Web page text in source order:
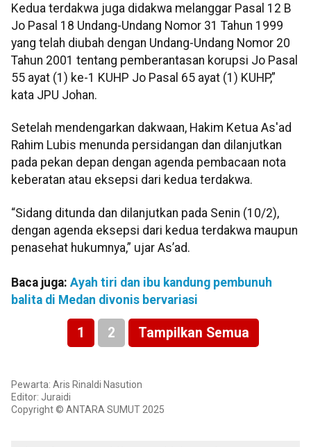
Kedua terdakwa juga didakwa melanggar Pasal 12 B
Jo Pasal 18 Undang-Undang Nomor 31 Tahun 1999
yang telah diubah dengan Undang-Undang Nomor 20
Tahun 2001 tentang pemberantasan korupsi Jo Pasal
55 ayat (1) ke-1 KUHP Jo Pasal 65 ayat (1) KUHP,”
kata JPU Johan.
Setelah mendengarkan dakwaan, Hakim Ketua As'ad
Rahim Lubis menunda persidangan dan dilanjutkan
pada pekan depan dengan agenda pembacaan nota
keberatan atau eksepsi dari kedua terdakwa.
“Sidang ditunda dan dilanjutkan pada Senin (10/2),
dengan agenda eksepsi dari kedua terdakwa maupun
penasehat hukumnya,” ujar As’ad.
Baca juga: Ayah tiri dan ibu kandung pembunuh
balita di Medan divonis bervariasi
1 2 Tampilkan Semua
Pewarta: Aris Rinaldi Nasution
Editor: Juraidi
Copyright © ANTARA SUMUT 2025